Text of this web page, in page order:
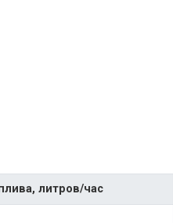
литров/час